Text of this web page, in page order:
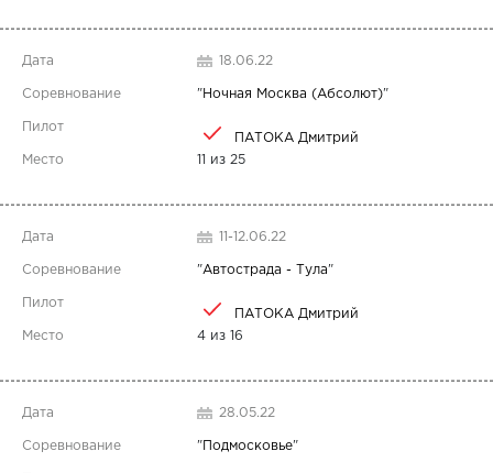
18.06.22
"Ночная Москва (Абсолют)"
ПАТОКА Дмитрий
11 из 25
11-12.06.22
"Автострада - Тула"
ПАТОКА Дмитрий
4 из 16
28.05.22
" Подмосковье"